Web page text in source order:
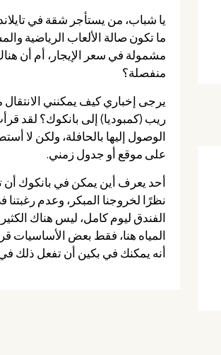
يا شباب، من يستأجر شقة في
ما تكون صالة الألعاب الرياضية
مشمولة في سعر الإيجار، أم أن
منفصلة؟
يرجى إخباري كيف يمكنني
ريب (كمبوديا) إلى بانكوك؟ لقد
الوصول إليها بالحافلة، ولكن لا
على موقع أو جدول زمني.
أحد يعرف أين يمكن في بانكوك أن
نظرًا لخروجنا المبكر، وعدم
الفندق ليوم كامل، ليس هناك
المياه هنا، فقط بعض الأساسيات
أنه يمكنك في بكين أن تفعل ذلك